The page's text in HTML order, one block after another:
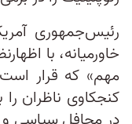
رئیس‌جمهوری
خاورمیانه، با
مهم» که قرار
کنجکاوی ناظران